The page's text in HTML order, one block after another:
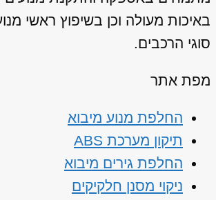
באיכות מעולה וכן בשיפוץ ראשי
סוגי הרכבים.
מפת אתר
החלפת מנוע מיבוא
תיקון מערכת ABS
החלפת גירים מיבוא
ניקוי מסנן חלקיקים